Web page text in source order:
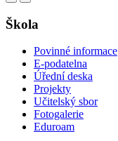
Škola
Povinné informace
E-podatelna
Úřední deska
Projekty
Učitelský sbor
Fotogalerie
Eduroam